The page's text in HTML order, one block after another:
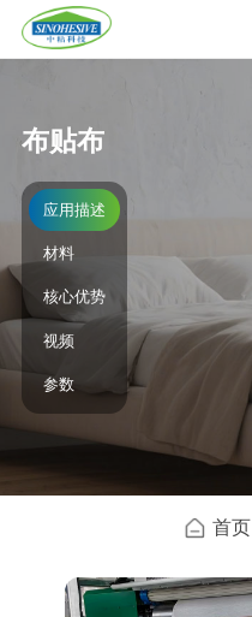
布贴布
应用描述
材料
核心优势
视频
参数
首页